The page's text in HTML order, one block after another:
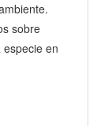
sobre
en